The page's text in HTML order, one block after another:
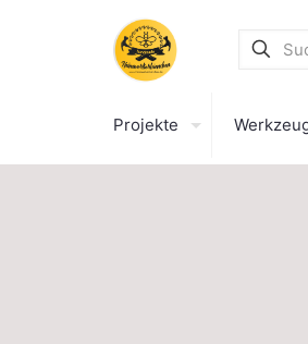
Projekte